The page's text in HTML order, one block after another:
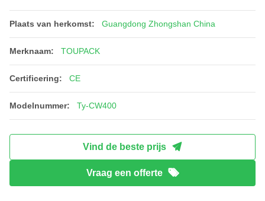
Plaats van herkomst: Guangdong Zhongshan China
Merknaam: TOUPACK
Certificering: CE
Modelnummer: Ty-CW400
Vind de beste prijs
Vraag een offerte